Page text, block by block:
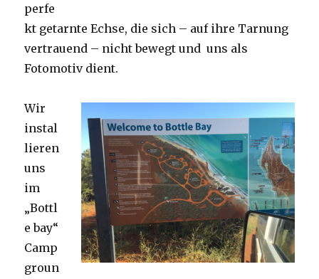
perfe
kt getarnte Echse, die sich – auf ihre Tarnung
vertrauend – nicht bewegt und uns als
Fotomotiv dient.
Wir
instal
lieren
uns
im
„Bottl
e bay“
Camp
groun